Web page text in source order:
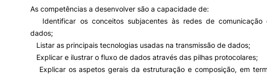
Missão e objetivos
Podcast “Quintas Académicas
PROJETOS PRR
Impulso Jovens STEAM e
Impulso Adultos
Acessibilidades
As competências a desenvolver são a capacidade de:
Identificar os conceitos subjacentes às redes de comunicação
dados;
Listar as principais tecnologias usadas na transmissão de dados;
Explicar e ilustrar o fluxo de dados através das pilhas protocolares;
Explicar os aspetos gerais da estruturação e composição, em